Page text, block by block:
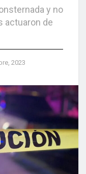
y no
actuaron de
2023